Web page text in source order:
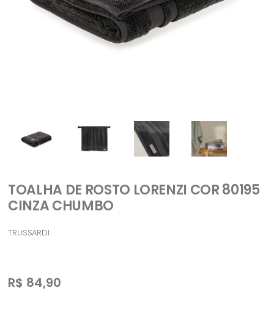
TOALHA DE ROSTO LORENZI COR 80195
CINZA CHUMBO
TRUSSARDI
R$ 84,90